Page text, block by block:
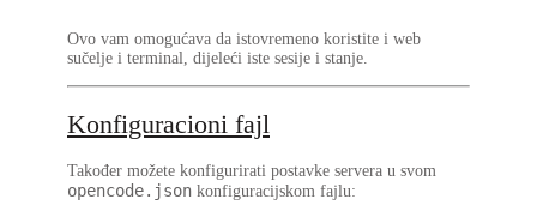
Ovo vam omogućava da istovremeno koristite i web
sučelje i terminal, dijeleći iste sesije i stanje.
Konfiguracioni fajl
Također možete konfigurirati postavke servera u svom
opencode.json konfiguracijskom fajlu: